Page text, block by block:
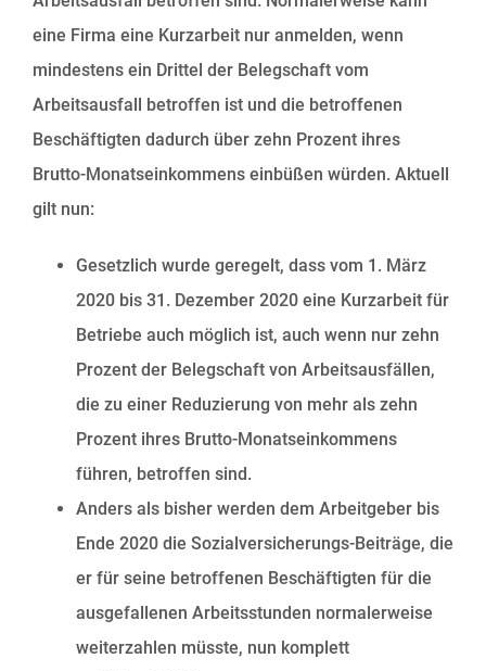
eine Firma eine Kurzarbeit nur anmelden, wenn
mindestens ein Drittel der Belegschaft vom
Arbeitsausfall betroffen ist und die betroffenen
Beschäftigten dadurch über zehn Prozent ihres
Brutto-Monatseinkommens einbüßen würden. Aktuell
gilt nun:
Gesetzlich wurde geregelt, dass vom 1. März
2020 bis 31. Dezember 2020 eine Kurzarbeit für
Betriebe auch möglich ist, auch wenn nur zehn
Prozent der Belegschaft von Arbeitsausfällen,
die zu einer Reduzierung von mehr als zehn
Prozent ihres Brutto-Monatseinkommens
führen, betroffen sind.
Anders als bisher werden dem Arbeitgeber bis
Ende 2020 die Sozialversicherungs-Beiträge, die
er für seine betroffenen Beschäftigten für die
ausgefallenen Arbeitsstunden normalerweise
weiterzahlen müsste, nun komplett